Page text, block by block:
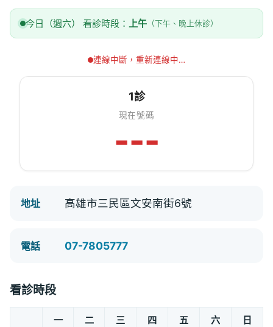
今日（週六） 看診時段： 上午 （下午、晚上休診）
連線中斷，重新連線中…
1診
現在號碼
---
地址 高雄市三民區文安南街6號
電話 07-7805777
看診時段
一 二 三 四 五 六 日